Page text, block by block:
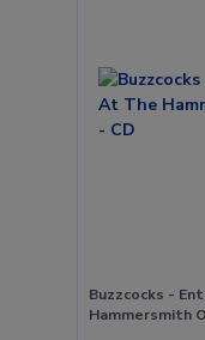
Buzzcocks -
Hammersmith